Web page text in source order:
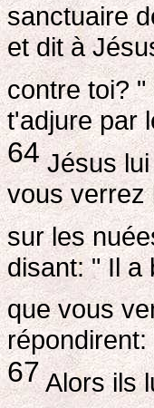
sanctuaire
et dit à
contre toi? "
t'adjure par
64Jésus lui
vous verrez
sur les
disant: " Il a
que vous
67Alors ils